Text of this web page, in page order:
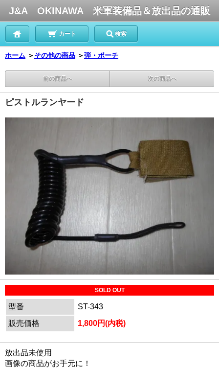
J&A OKINAWA 米軍装備品＆放出品の通販
カート 検索
ホーム ＞ その他の商品 ＞弾・ポーチ
前の商品へ 次の商品へ
ピストルランヤード
SOLD OUT
型番
ST-343
販売価格
1,800円(内税)
放出品未使用
画像の商品がお手元に！